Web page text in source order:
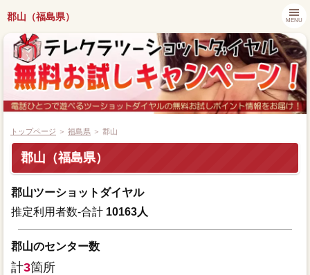
郡山（福島県） MENU
都道府県別キャンペーン情報
ツーショットダイヤル番組紹介
アプリでツーショットダイヤル
トップページ ＞ 福島県 ＞ 郡山
郡山（福島県）
郡山ツーショットダイヤル
推定利用者数-合計 10163人
郡山のセンター数
計3箇所